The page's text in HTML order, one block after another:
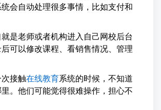
会自动处理很多事情，比如支付和
是老师或者机构进入自己网校后台
可以修改课程、看销售情况、管理
接触在线教育系统的时候，不知道
。他们可能觉得很难操作，担心不